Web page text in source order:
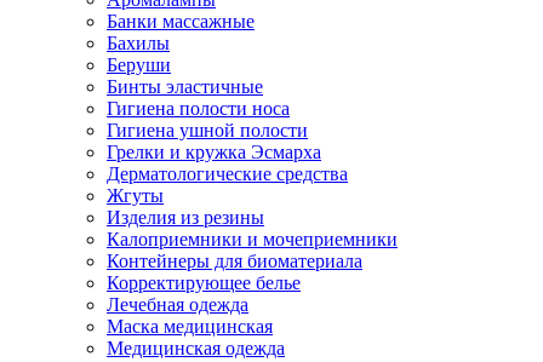
Банки массажные
Бахилы
Беруши
Бинты эластичные
Гигиена полости носа
Гигиена ушной полости
Грелки и кружка Эсмарха
Дерматологические средства
Жгуты
Изделия из резины
Калоприемники и мочеприемники
Контейнеры для биоматериала
Корректирующее белье
Лечебная одежда
Маска медицинская
Медицинская одежда